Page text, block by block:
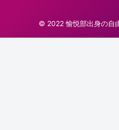
© 2022 愉悦部出身の自